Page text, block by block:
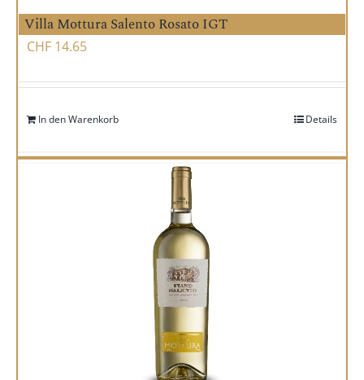
Villa Mottura Salento Rosato IGT
CHF 14.65
In den Warenkorb Details